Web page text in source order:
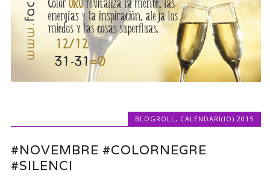
BLOGROLL , CALENDARI(IO) 2015
#NOVEMBRE #COLORNEGRE
#SILENCI